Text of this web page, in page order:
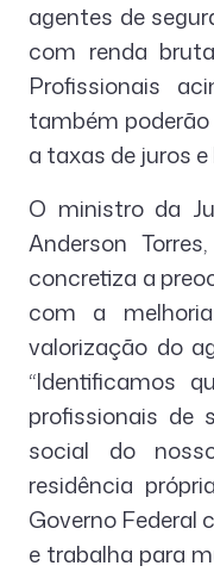
agentes de
com renda
Profissionais
também
a taxas de juros
O ministro da
Anderson
concretiza a
com a
valorização do
“Identificamos
profissionais de
social do
residência
Governo Federal
e trabalha para